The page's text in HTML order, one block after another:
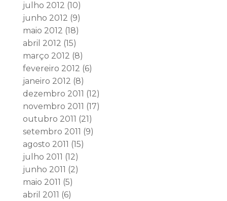
julho 2012 (10)
junho 2012 (9)
maio 2012 (18)
abril 2012 (15)
março 2012 (8)
fevereiro 2012 (6)
janeiro 2012 (8)
dezembro 2011 (12)
novembro 2011 (17)
outubro 2011 (21)
setembro 2011 (9)
agosto 2011 (15)
julho 2011 (12)
junho 2011 (2)
maio 2011 (5)
abril 2011 (6)